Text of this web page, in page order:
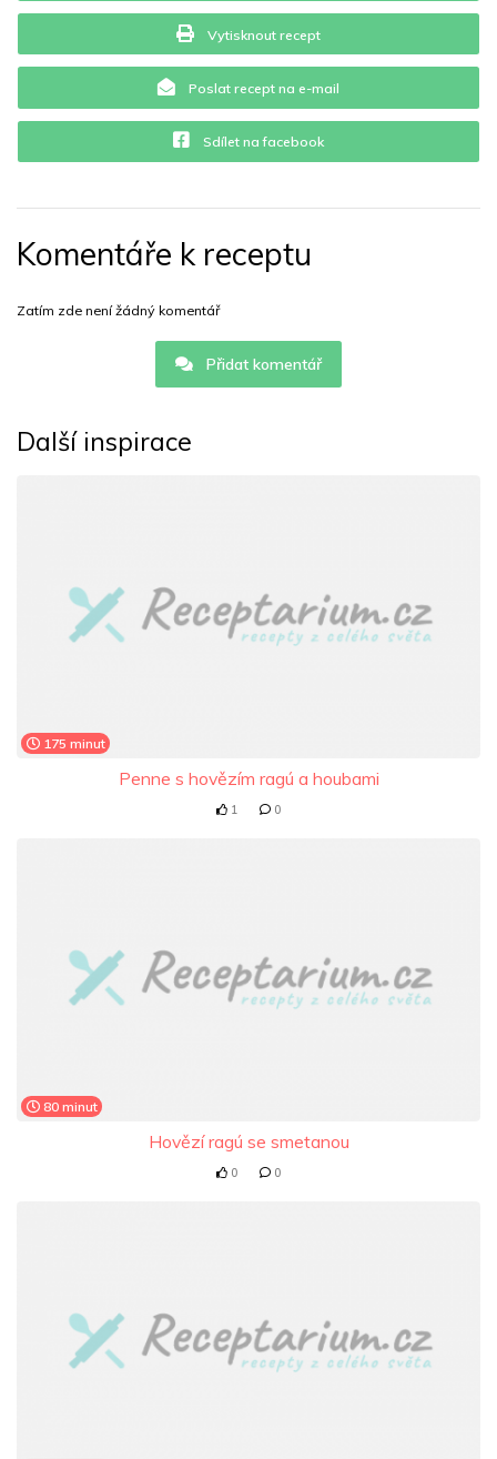
Vytisknout recept
Poslat recept na e-mail
Sdílet na facebook
Komentáře k receptu
Zatím zde není žádný komentář
Přidat komentář
Další inspirace
175 minut
Penne s hovězím ragú a houbami
1 0
80 minut
Hovězí ragú se smetanou
0 0